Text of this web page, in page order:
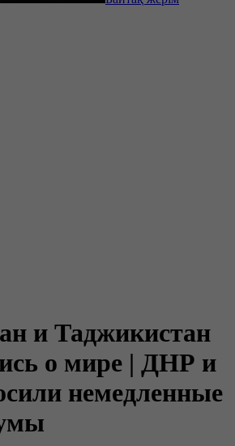
и Таджикистан
о мире | ДНР и
немедленные